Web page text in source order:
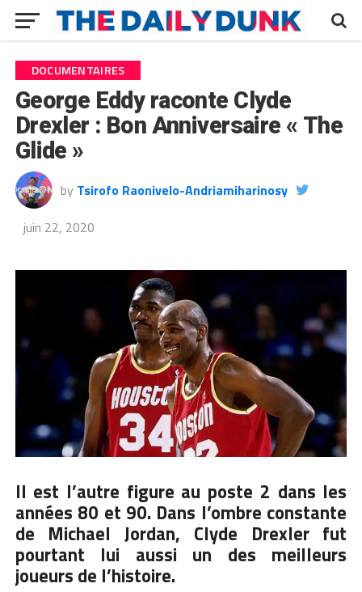
DOCUMENTAIRES
George Eddy raconte Clyde
Drexler : Bon Anniversaire « The
Glide »
by Tsirofo Raonivelo-Andriamiharinosy
juin 22, 2020
Il est l’autre figure au poste 2 dans les
années 80 et 90. Dans l’ombre constante
de Michael Jordan, Clyde Drexler fut
pourtant lui aussi un des meilleurs
joueurs de l’histoire.